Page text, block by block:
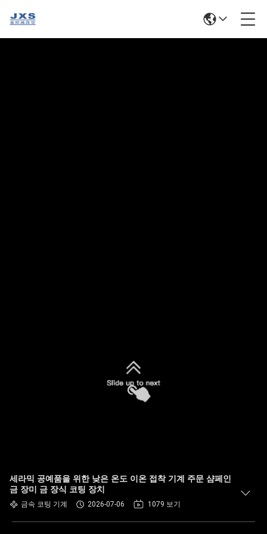
세라믹 공예품을 위한 낮은 온도 이온 접착 기계 주문 샴페인
금 장미 금 장식 코팅 장치
금속 코팅 기계 2026-07-06 1079 보기